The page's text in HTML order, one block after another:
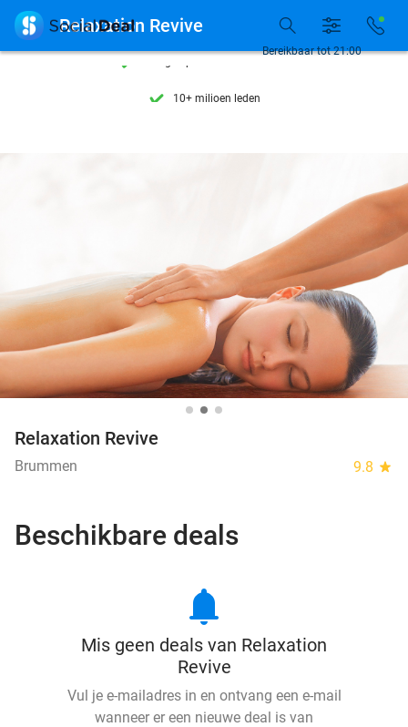
7 dagen per week beschikbaarBereikbaar tot 21:00
 Relaxation Revive
Relaxation Revive
Brummen 9.8 star
Beschikbare deals
notifications
Mis geen deals van Relaxation
Revive
Vul je e-mailadres in en ontvang een e-mail
wanneer er een nieuwe deal is van